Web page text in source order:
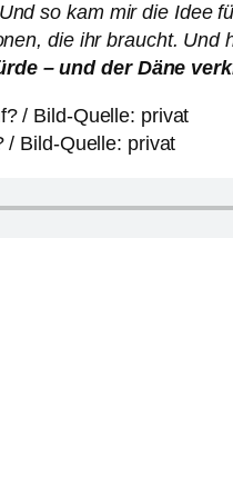
so kam mir die Idee
die ihr braucht.
– und der Däne
/ Bild-Quelle: privat